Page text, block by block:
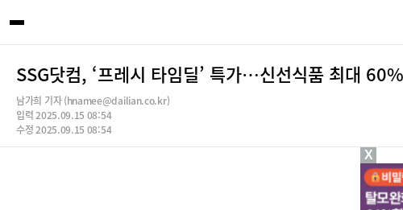
SSG닷컴, ‘프레시 타임딜’ 특가…신선식품 최대
남가희 기자 (hnamee@dailian.co.kr)
입력 2025.09.15 08:54
수정 2025.09.15 08:54
X